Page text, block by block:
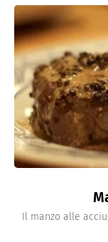
Il manzo alle